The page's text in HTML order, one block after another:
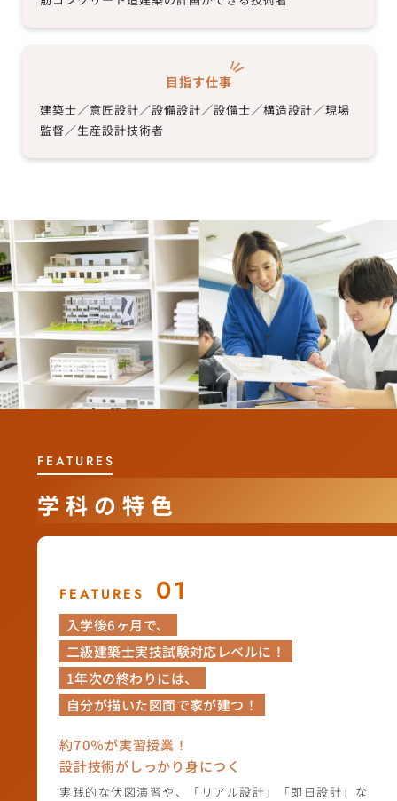
目指す仕事
建築士／意匠設計／設備設計／設備士／構造設計／現場
監督／生産設計技術者
FEATURES
学科の特色
FEATURES 01
入学後6ヶ月で、
二級建築士実技試験対応レベルに！
1年次の終わりには、
自分が描いた図面で家が建つ！
約70％が実習授業！
設計技術がしっかり身につく
実践的な伏図演習や、「リアル設計」「即日設計」な